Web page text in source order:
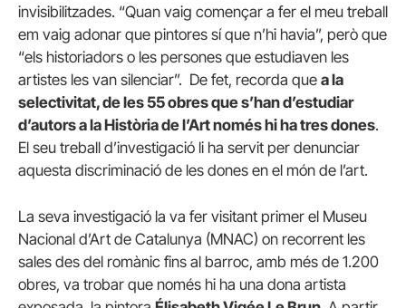
invisibilitzades. “Quan vaig començar a fer el meu treball
em vaig adonar que pintores sí que n’hi havia”, però que
“els historiadors o les persones que estudiaven les
artistes les van silenciar”. De fet, recorda que a la
selectivitat, de les 55 obres que s’han d’estudiar
d’autors a la Història de l’Art només hi ha tres dones.
El seu treball d’investigació li ha servit per denunciar
aquesta discriminació de les dones en el món de l’art.
La seva investigació la va fer visitant primer el Museu
Nacional d’Art de Catalunya (MNAC) on recorrent les
sales des del romànic fins al barroc, amb més de 1.200
obres, va trobar que només hi ha una dona artista